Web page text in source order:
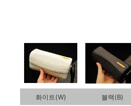
화이트(W) 블랙(B)